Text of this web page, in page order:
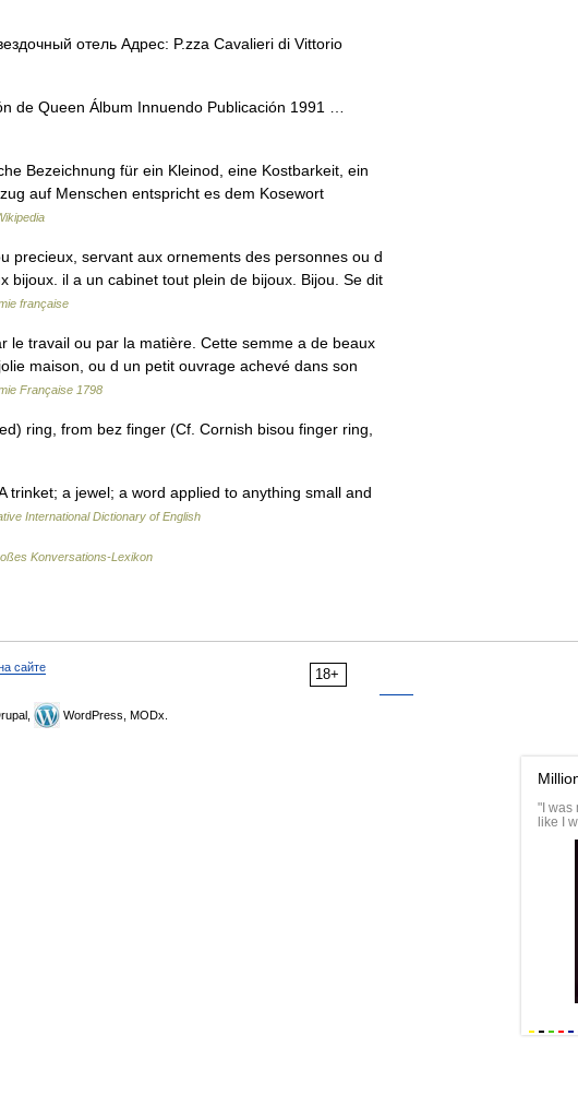
отель Адрес: P.zza Cavalieri di Vittorio
de Queen Álbum Innuendo Publicación 1991 …
Bezeichnung für ein Kleinod, eine Kostbarkeit, ein
auf Menschen entspricht es dem Kosewort
precieux, servant aux ornements des personnes ou d
bijoux. il a un cabinet tout plein de bijoux. Bijou. Se dit
française
travail ou par la matière. Cette semme a de beaux
maison, ou d un petit ouvrage achevé dans son
Française 1798
ring, from bez finger (Cf. Cornish bisou finger ring,
a jewel; a word applied to anything small and
International Dictionary of English
Konversations-Lexikon
18+
сайте
WordPress, MODx.